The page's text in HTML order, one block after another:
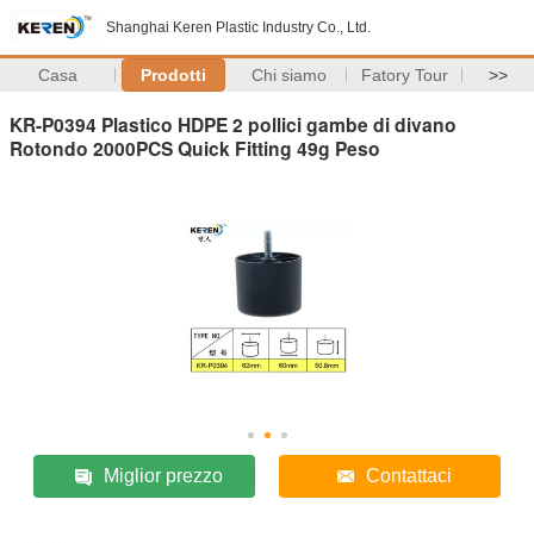
Shanghai Keren Plastic Industry Co., Ltd.
Casa Prodotti Chi siamo Fatory Tour >>
KR-P0394 Plastico HDPE 2 pollici gambe di divano
Rotondo 2000PCS Quick Fitting 49g Peso
Miglior prezzo Contattaci